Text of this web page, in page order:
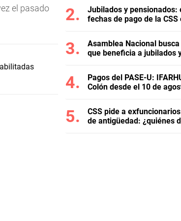
el pasado
Jubilados y pensionados:
fechas de pago de la
Asamblea Nacional
que beneficia a jubilados
Pagos del PASE-U:
Colón desde el 10 de
CSS pide a
de antigüedad: ¿quiénes